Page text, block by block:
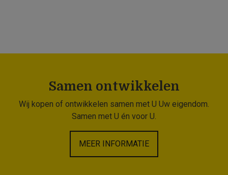
Samen ontwikkelen
Wij kopen of ontwikkelen samen met U Uw eigendom.
Samen met U én voor U.
MEER INFORMATIE